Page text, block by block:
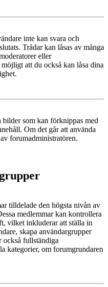
inte kan svara och
Trådar kan låsas av många
eller
att du också kan låsa dina
som kan förknippas med
Om det går att använda
forumadministratören.
tilldelade den högsta nivån av
medlemmar kan kontrollera
vilket inkluderar att ställa in
skapa användargrupper
också fullständiga
kategorier, om forumgrundaren